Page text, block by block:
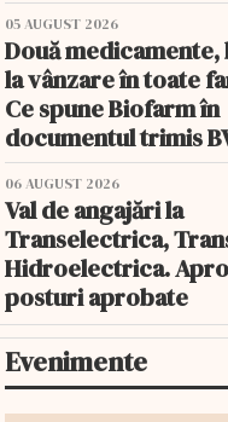
05 AUGUST 2026
Două
la vânzare în toate
Ce spune Biofarm în
documentul trimis
06 AUGUST 2026
Val de angajări la
Transelectrica,
Hidroelectrica.
posturi aprobate
Evenimente